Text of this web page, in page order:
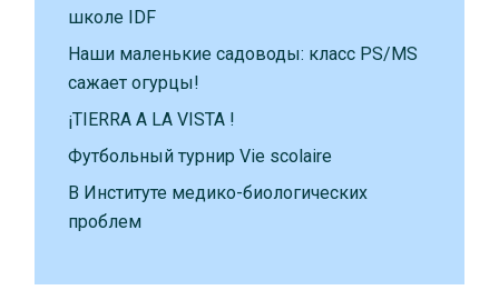
школе IDF
Наши маленькие садоводы: класс PS/MS
сажает огурцы!
¡TIERRA A LA VISTA !
Футбольный турнир Vie scolaire
В Институте медико-биологических
проблем